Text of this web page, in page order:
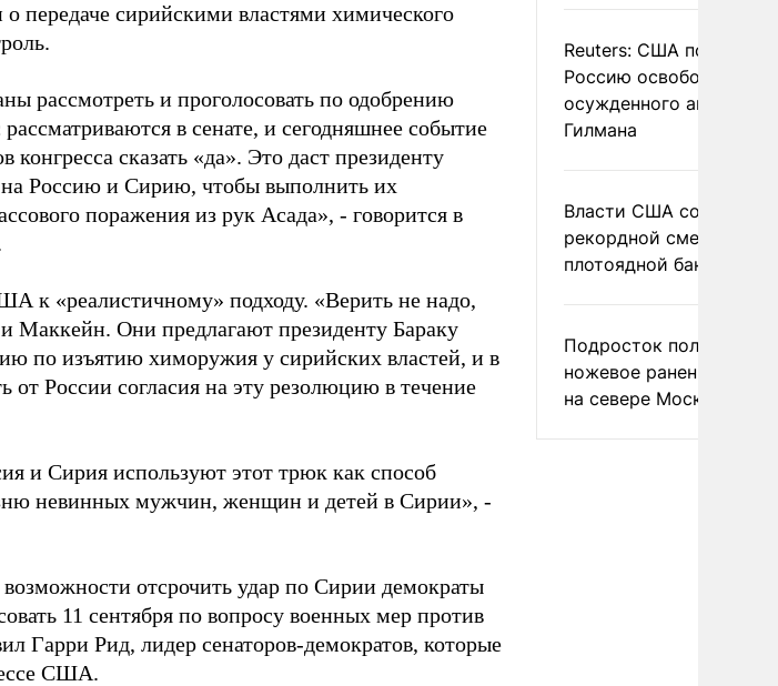
передаче сирийскими властями химического
рассмотреть и проголосовать по одобрению
в сенате, и сегодняшнее событие
сказать «да». Это даст президенту
Россию и Сирию, чтобы выполнить их
поражения из рук Асада», - говорится в
к «реалистичному» подходу. «Верить не надо,
Маккейн. Они предлагают президенту Бараку
по изъятию химоружия у сирийских властей, и в
от России согласия на эту резолюцию в течение
и Сирия используют этот трюк как способ
невинных мужчин, женщин и детей в Сирии», -
отсрочить удар по Сирии демократы
11 сентября по вопросу военных мер против
Гарри Рид, лидер сенаторов-демократов, которые
США.
Reuters: США
Россию освободить
осужденного
Гилмана
Власти США сообщили
рекордной смертности
плотоядной бактерии
Подросток получил
ножевое ранение в
на севере Москвы